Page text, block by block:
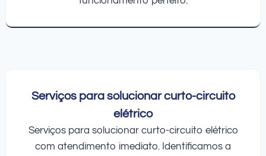
Serviços para solucionar curto-circuito
elétrico
Serviços para solucionar curto-circuito elétrico
com atendimento imediato. Identificamos a